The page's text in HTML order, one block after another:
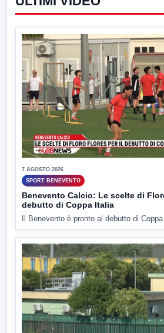
7 AGOSTO 2026
SPORT BENEVENTO
Benevento Calcio: Le scelte di
debutto di Coppa Italia
Il Benevento è pronto al debutto di